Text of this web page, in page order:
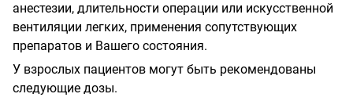
анестезии, длительности операции или искусственной
вентиляции легких, применения сопутствующих
препаратов и Вашего состояния.
У взрослых пациентов могут быть рекомендованы
следующие дозы.